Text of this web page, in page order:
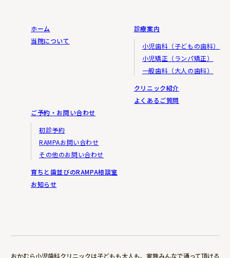
ホーム
当院について
診療案内
小児歯科（子どもの歯科）
小児矯正（ランパ矯正）
一般歯科（大人の歯科）
クリニック紹介
よくあるご質問
ご予約・お問い合わせ
初診予約
RAMPAお問い合わせ
その他のお問い合わせ
育ちと歯並びのRAMPA相談室
お知らせ
おかむら小児歯科クリニックは子どもも大人も、家族みんなで通って頂ける